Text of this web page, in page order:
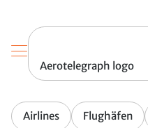
Aerotelegraph logo
Airlines Flughäfen